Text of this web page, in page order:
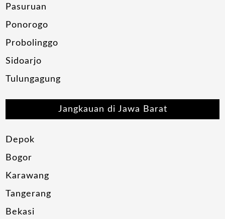
Pasuruan
Ponorogo
Probolinggo
Sidoarjo
Tulungagung
Jangkauan di Jawa Barat
Depok
Bogor
Karawang
Tangerang
Bekasi